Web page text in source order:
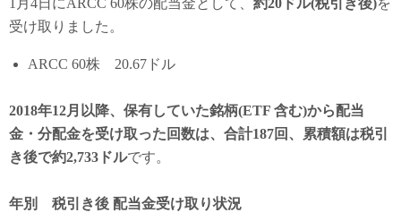
1月4日にARCC 60株の配当金として、 約20ドル(税引き後)を
受け取りました。
ARCC 60株 20.67ドル
2018年12月以降、保有していた銘柄(ETF 含む)から配当
金・分配金を受け取った回数は、合計187回、累積額は税引
き後で約2,733ドルです。
年別 税引き後 配当金受け取り状況